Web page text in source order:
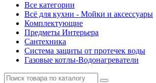
Все категории
Всё для кухни - Мойки и аксессуары
Комплектующие
Предметы Интерьера
Сантехника
Система защиты от протечек воды
Газовые котлы-Водонагреватели